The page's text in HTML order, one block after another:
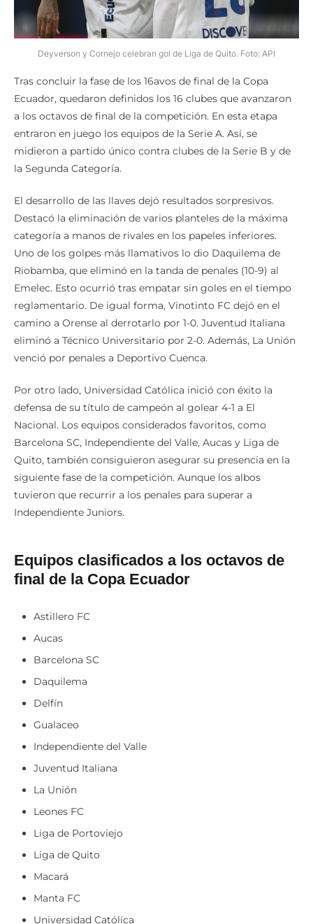
Deyverson y Cornejo celebran gol de Liga de Quito. Foto: API
Tras concluir la fase de los 16avos de final de la Copa
Ecuador, quedaron definidos los 16 clubes que avanzaron
a los octavos de final de la competición. En esta etapa
entraron en juego los equipos de la Serie A. Así, se
midieron a partido único contra clubes de la Serie B y de
la Segunda Categoría.
El desarrollo de las llaves dejó resultados sorpresivos.
Destacó la eliminación de varios planteles de la máxima
categoría a manos de rivales en los papeles inferiores.
Uno de los golpes más llamativos lo dio Daquilema de
Riobamba, que eliminó en la tanda de penales (10-9) al
Emelec. Esto ocurrió tras empatar sin goles en el tiempo
reglamentario. De igual forma, Vinotinto FC dejó en el
camino a Orense al derrotarlo por 1-0. Juventud Italiana
eliminó a Técnico Universitario por 2-0. Además, La Unión
venció por penales a Deportivo Cuenca.
Por otro lado, Universidad Católica inició con éxito la
defensa de su título de campeón al golear 4-1 a El
Nacional. Los equipos considerados favoritos, como
Barcelona SC, Independiente del Valle, Aucas y Liga de
Quito, también consiguieron asegurar su presencia en la
siguiente fase de la competición. Aunque los albos
tuvieron que recurrir a los penales para superar a
Independiente Juniors.
Equipos clasificados a los octavos de
final de la Copa Ecuador
Astillero FC
Aucas
Barcelona SC
Daquilema
Delfín
Gualaceo
Independiente del Valle
Juventud Italiana
La Unión
Leones FC
Liga de Portoviejo
Liga de Quito
Macará
Manta FC
Universidad Católica